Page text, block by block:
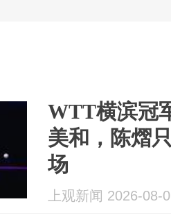
WTT横滨冠
美和，陈熠
场
上观新闻 2026-08-